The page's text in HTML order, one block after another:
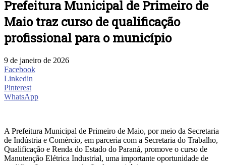
Prefeitura Municipal de Primeiro de
Maio traz curso de qualificação
profissional para o município
9 de janeiro de 2026
Facebook
Linkedin
Pinterest
WhatsApp
A Prefeitura Municipal de Primeiro de Maio, por meio da Secretaria
de Indústria e Comércio, em parceria com a Secretaria do Trabalho,
Qualificação e Renda do Estado do Paraná, promove o curso de
Manutenção Elétrica Industrial, uma importante oportunidade de